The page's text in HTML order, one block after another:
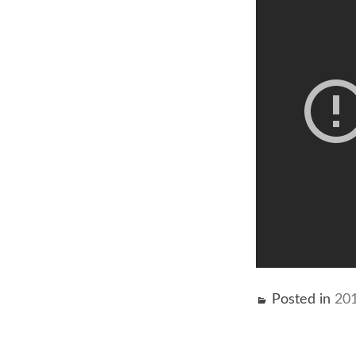
Posted in